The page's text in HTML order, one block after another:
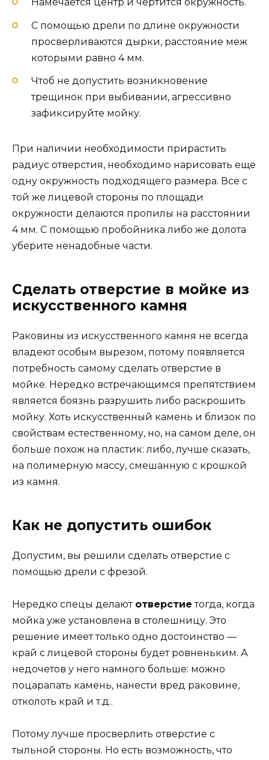
Намечается центр и чертится окружность.
С помощью дрели по длине окружности
просверливаются дырки, расстояние меж
которыми равно 4 мм.
Чтоб не допустить возникновение
трещинок при выбивании, агрессивно
зафиксируйте мойку.
При наличии необходимости прирастить
радиус отверстия, необходимо нарисовать еще
одну окружность подходящего размера. Все с
той же лицевой стороны по площади
окружности делаются пропилы на расстоянии
4 мм. С помощью пробойника либо же долота
уберите ненадобные части.
Сделать отверстие в мойке из
искусственного камня
Раковины из искусственного камня не всегда
владеют особым вырезом, потому появляется
потребность самому сделать отверстие в
мойке. Нередко встречающимся препятствием
является боязнь разрушить либо раскрошить
мойку. Хоть искусственный камень и близок по
свойствам естественному, но, на самом деле, он
больше похож на пластик: либо, лучше сказать,
на полимерную массу, смешанную с крошкой
из камня.
Как не допустить ошибок
Допустим, вы решили сделать отверстие с
помощью дрели с фрезой.
Нередко спецы делают отверстие тогда, когда
мойка уже установлена в столешницу. Это
решение имеет только одно достоинство —
край с лицевой стороны будет ровненьким. А
недочетов у него намного больше: можно
поцарапать камень, нанести вред раковине,
отколоть край и т.д..
Потому лучше просверлить отверстие с
тыльной стороны. Но есть возможность, что